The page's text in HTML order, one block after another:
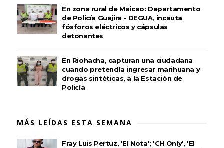
En zona rural de Maicao: Departamento
de Policía Guajira - DEGUA, incauta
fósforos eléctricos y cápsulas
detonantes
En Riohacha, capturan una ciudadana
cuando pretendía ingresar marihuana y
drogas sintéticas, a la Estación de
Policía
MÁS LEÍDAS ESTA SEMANA
Fray Luis Pertuz, 'El Nota'; 'CH Only', 'El